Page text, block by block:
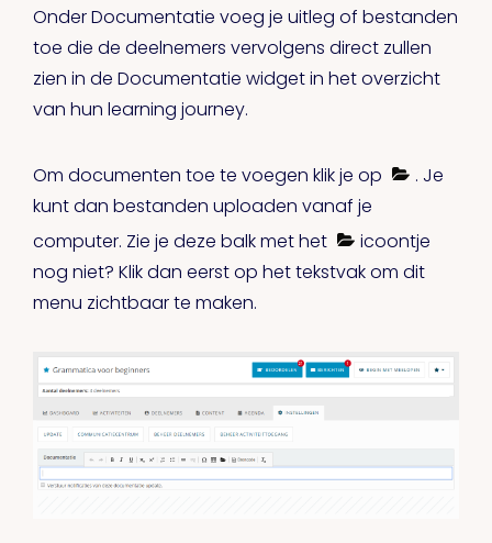
Onder Documentatie voeg je uitleg of bestanden
toe die de deelnemers vervolgens direct zullen
zien in de Documentatie widget in het overzicht
van hun learning journey.
Om documenten toe te voegen klik je op
. Je
kunt dan bestanden uploaden vanaf je
computer. Zie je deze balk met het
icoontje
nog niet? Klik dan eerst op het tekstvak om dit
menu zichtbaar te maken.